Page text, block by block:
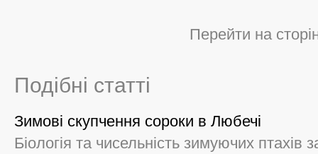
Перейти на
Подібні статті
Зимові скупчення сороки в Любечі
Біологія та чисельність зимуючих